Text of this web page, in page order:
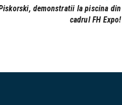
demonstratii la piscina din
cadrul FH Expo!